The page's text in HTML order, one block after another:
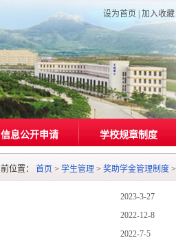
设为首页 加入收藏
信息公开申请 学校规章制度
位置： 首页 > 学生管理> 奖助学金管理制度>
2023-3-27
2022-12-8
2022-7-5